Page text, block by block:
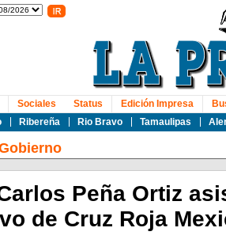
Ribereña Rio Bravo Tamaulipas
Sociales Status Edición Impresa
Peña Ortiz
de Cruz Roja